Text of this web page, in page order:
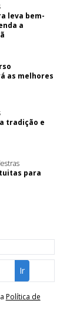
leva bem-
a
as melhores
tradição e
para
Política de